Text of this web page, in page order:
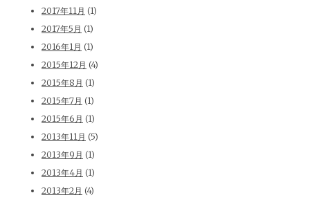
2017年11月 (1)
2017年5月 (1)
2016年1月 (1)
2015年12月 (4)
2015年8月 (1)
2015年7月 (1)
2015年6月 (1)
2013年11月 (5)
2013年9月 (1)
2013年4月 (1)
2013年2月 (4)